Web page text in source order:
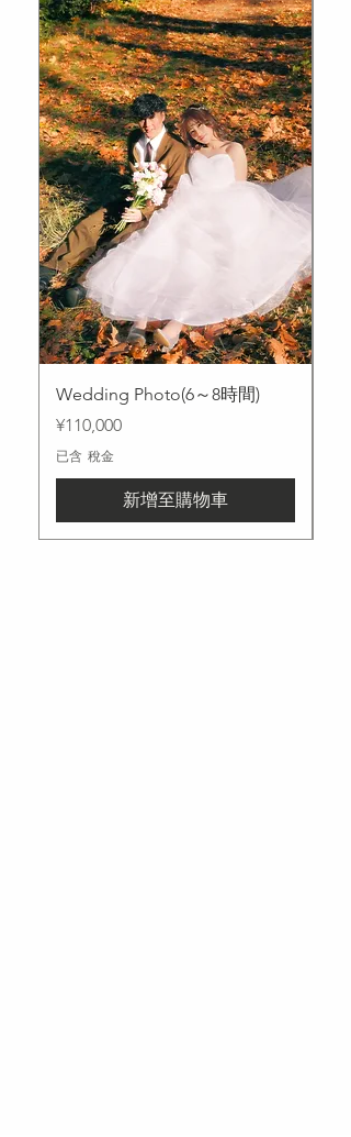
Wedding Photo(6～8時間)
價格
¥110,000
已含 稅金
新增至購物車